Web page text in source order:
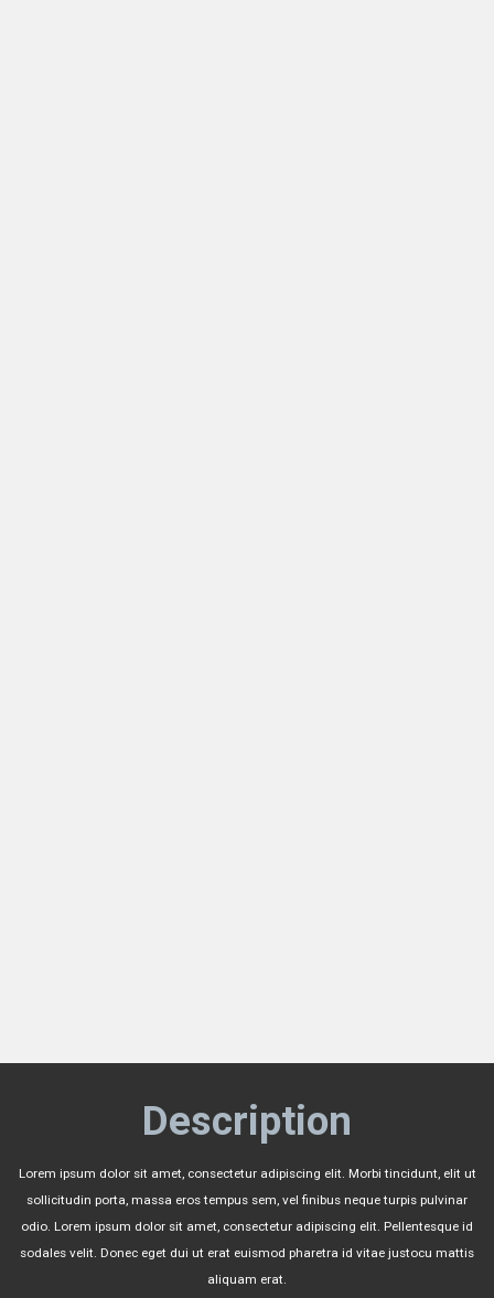
Description
Lorem ipsum dolor sit amet, consectetur adipiscing elit. Morbi tincidunt, elit ut
sollicitudin porta, massa eros tempus sem, vel finibus neque turpis pulvinar
odio. Lorem ipsum dolor sit amet, consectetur adipiscing elit. Pellentesque id
sodales velit. Donec eget dui ut erat euismod pharetra id vitae justocu mattis
aliquam erat.